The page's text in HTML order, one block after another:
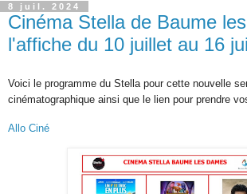
8 juil. 2024
Cinéma Stella de Baume
l'affiche du 10 juillet au 16
Voici le programme du Stella pour cette nouvelle
cinématographique ainsi que le lien pour prendre
Allo Ciné